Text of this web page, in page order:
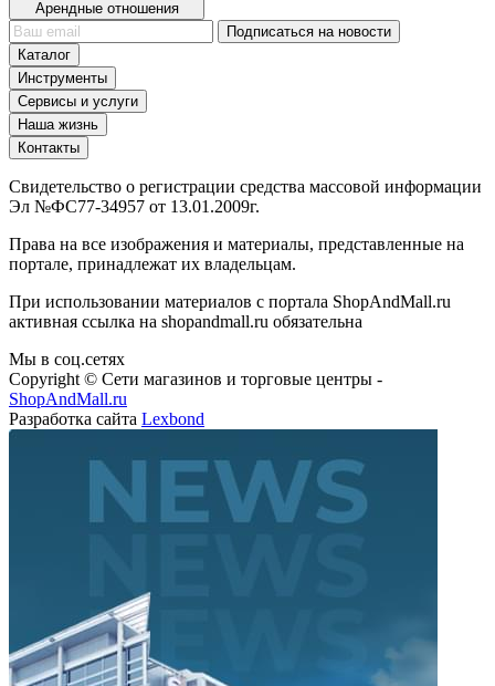
Арендные отношения
Подписаться на новости
Каталог
Инструменты
Сервисы и услуги
Наша жизнь
Контакты
Свидетельство о регистрации средства массовой информации
Эл №ФС77-34957 от 13.01.2009г.
Права на все изображения и материалы, представленные на
портале, принадлежат их владельцам.
При использовании материалов с портала ShopAndMall.ru
активная ссылка на shopandmall.ru обязательна
Мы в соц.сетях
Copyright © Сети магазинов и торговые центры -
ShopAndMall.ru
Разработка сайта Lexbond